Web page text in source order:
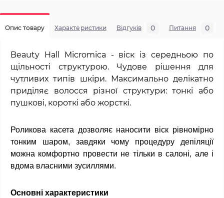
Опис товару Характеристики Відгуків 0 Питання 0
Beauty Hall Micromica
- віск із середньою по
щільності структурою. Чудове рішення для
чутливих типів шкіри. Максимально делікатно
приділяє волосся різної структури: тонкі або
пушкові, короткі або жорсткі.
Роликова касета дозволяє наносити віск рівномірно
тонким шаром, завдяки чому процедуру депіляції
можна комфортно провести не тільки в салоні, але і
вдома власними зусиллями.
Основні характеристики